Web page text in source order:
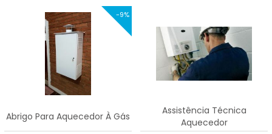
-9%
Abrigo Para Aquecedor À Gás
Assistência Técnica
Aquecedor